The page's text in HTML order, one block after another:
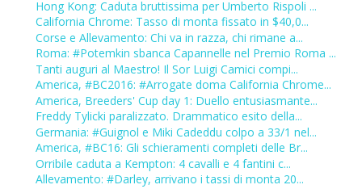
Hong Kong: Caduta bruttissima per Umberto Rispoli ...
California Chrome: Tasso di monta fissato in $40,0...
Corse e Allevamento: Chi va in razza, chi rimane a...
Roma: #Potemkin sbanca Capannelle nel Premio Roma ...
Tanti auguri al Maestro! Il Sor Luigi Camici compi...
America, #BC2016: #Arrogate doma California Chrome...
America, Breeders' Cup day 1: Duello entusiasmante...
Freddy Tylicki paralizzato. Drammatico esito della...
Germania: #Guignol e Miki Cadeddu colpo a 33/1 nel...
America, #BC16: Gli schieramenti completi delle Br...
Orribile caduta a Kempton: 4 cavalli e 4 fantini c...
Allevamento: #Darley, arrivano i tassi di monta 20...